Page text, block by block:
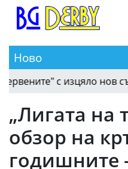
Ново
17:50 11-те на
„Лигата на
обзор на
годишните